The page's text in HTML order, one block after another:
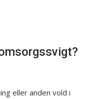
eller anden vold i